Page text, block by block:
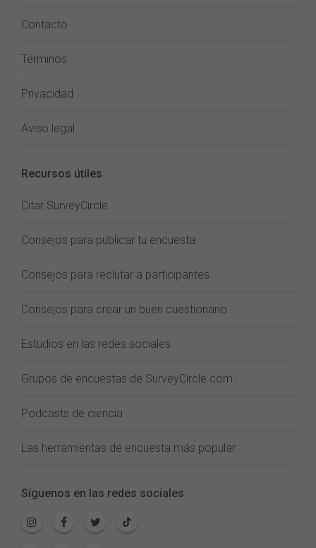
Contacto
Términos
Privacidad
Aviso legal
Recursos útiles
Citar SurveyCircle
Consejos para publicar tu encuesta
Consejos para reclutar a participantes
Consejos para crear un buen cuestionario
Estudios en las redes sociales
Grupos de encuestas de SurveyCircle.com
Podcasts de ciencia
Las herramientas de encuesta más popular
Síguenos en las redes sociales